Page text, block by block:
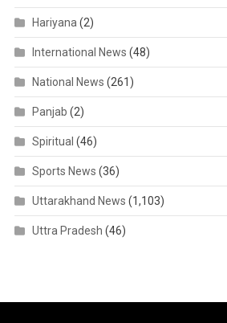
Hariyana (2)
International News (48)
National News (261)
Panjab (2)
Spiritual (46)
Sports News (36)
Uttarakhand News (1,103)
Uttra Pradesh (46)